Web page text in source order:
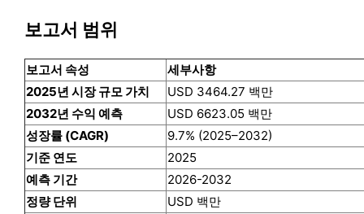
보고서 범위
보고서 속성
세부사항
2025년 시장 규모 가치
USD 3464.27 백만
2032년 수익 예측
USD 6623.05 백만
성장률 (CAGR)
9.7% (2025–2032)
기준 연도
2025
예측 기간
2026-2032
정량 단위
USD 백만